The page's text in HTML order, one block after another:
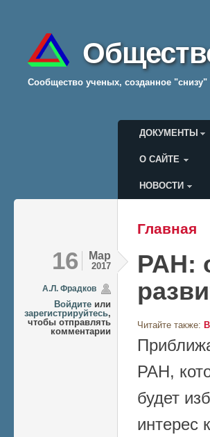
Cообщество ученых, созданное "снизу"
Главное
ДОКУМЕНТЫ
О САЙТЕ
Меню
НОВОСТИ
Вы
Главная
16 Мар
2017
А.Л. Фрадков
Войдите или
зарегистрируйтесь,
чтобы отправлять
комментарии
РАН:
Читайте также:
РАН,
будет
интерес